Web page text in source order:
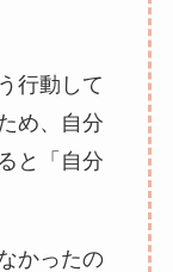
行動して
め、自分
と「自分
かったの